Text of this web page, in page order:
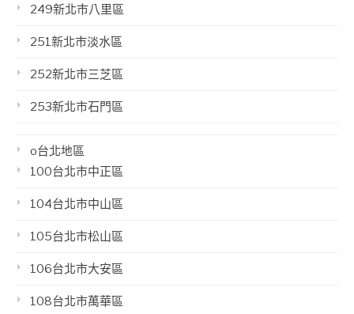
249新北市八里區
251新北市淡水區
252新北市三芝區
253新北市石門區
o台北地區
100台北市中正區
104台北市中山區
105台北市松山區
106台北市大安區
108台北市萬華區